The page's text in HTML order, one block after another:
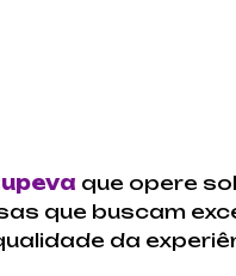
que opere
que buscam
da